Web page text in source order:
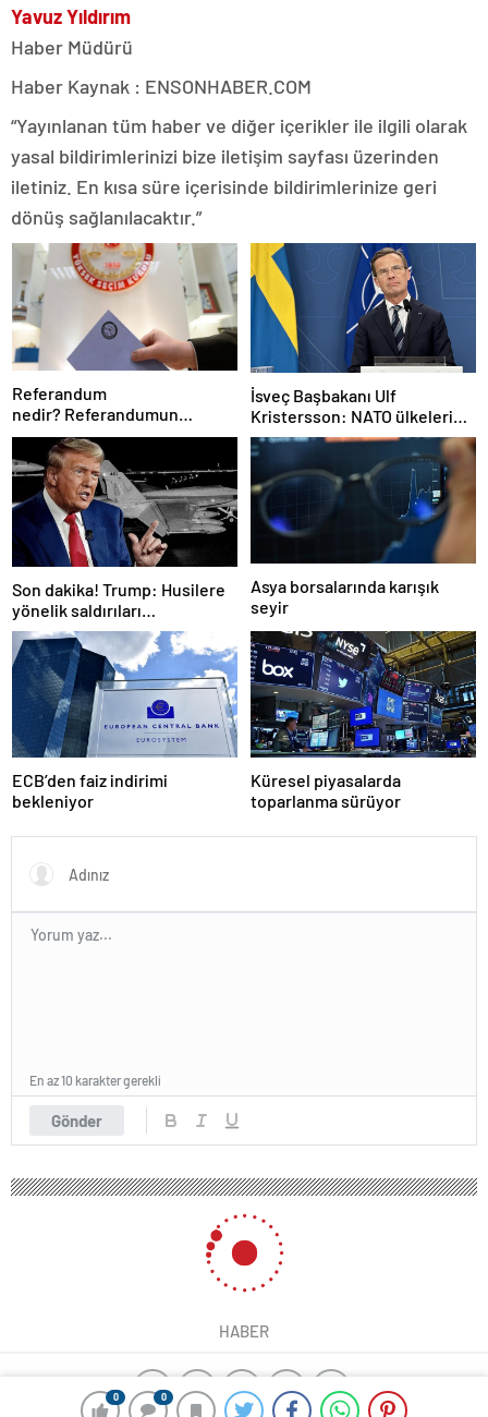
0 0
Yavuz Yıldırım
Haber Müdürü
Haber Kaynak : ENSONHABER.COM
“Yayınlanan tüm haber ve diğer içerikler ile ilgili olarak
yasal bildirimlerinizi bize iletişim sayfası üzerinden
iletiniz. En kısa süre içerisinde bildirimlerinize geri
dönüş sağlanılacaktır.”
Referandum
nedir? Referandumun
yapılma nedenleri
İsveç Başbakanı Ulf
Kristersson: NATO ülkeleri
savunma harcamalarını
artıracak
Son dakika! Trump: Husilere
yönelik saldırıları
durduruyoruz
Asya borsalarında karışık
seyir
ECB’den faiz indirimi
bekleniyor
Küresel piyasalarda
toparlanma sürüyor
Gönder
En az 10 karakter gerekli
HABER